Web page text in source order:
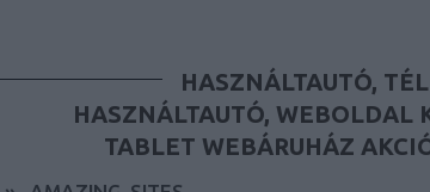
HASZNÁLTAUTÓ,
HASZNÁLTAUTÓ, WEBOLDAL
TABLET WEBÁRUHÁZ